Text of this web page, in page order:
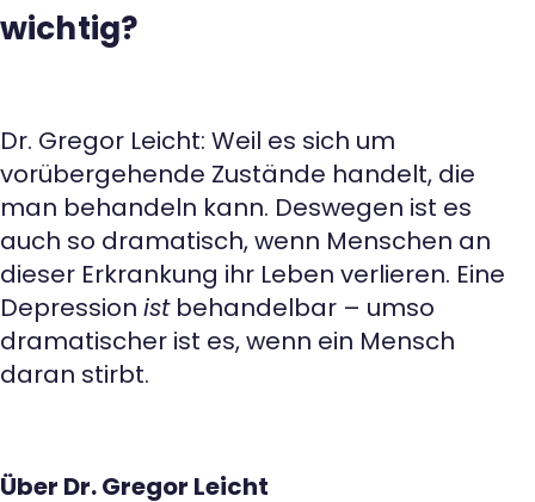
wichtig?
Dr. Gregor Leicht: Weil es sich um
vorübergehende Zustände handelt, die
man behandeln kann. Deswegen ist es
auch so dramatisch, wenn Menschen an
dieser Erkrankung ihr Leben verlieren. Eine
Depression istbehandelbar – umso
dramatischer ist es, wenn ein Mensch
daran stirbt.
Über Dr. Gregor Leicht